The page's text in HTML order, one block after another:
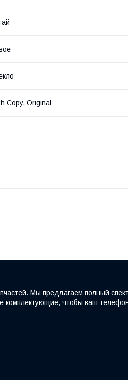
Copy, Original
Мы предлагаем полный
комплектующие, чтобы ваш